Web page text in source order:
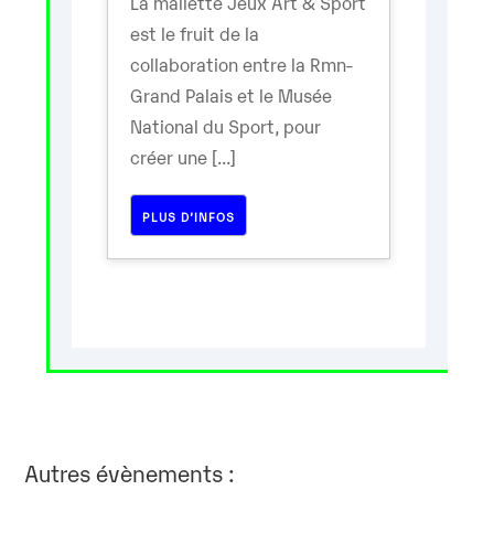
est le fruit de la
collaboration entre la Rmn-
Grand Palais et le Musée
National du Sport, pour
créer une [...]
PLUS D’INFOS
Autres évènements :